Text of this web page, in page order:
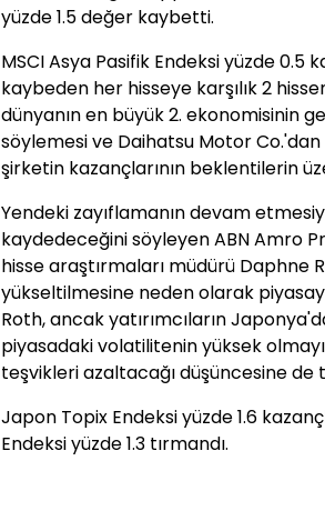
yüzde 1.5 değer kaybetti.
MSCI Asya Pasifik Endeksi yüzde 0.5
kaybeden her hisseye karşılık 2
dünyanın en büyük 2. ekonomisinin
söylemesi ve Daihatsu Motor
şirketin kazançlarının beklentilerin
Yendeki zayıflamanın devam
kaydedeceğini söyleyen ABN Amro
hisse araştırmaları müdürü Daphne
yükseltilmesine neden olarak
Roth, ancak yatırımcıların
piyasadaki volatilitenin yüksek
teşvikleri azaltacağı düşüncesine de
Japon Topix Endeksi yüzde 1.6
Endeksi yüzde 1.3 tırmandı.